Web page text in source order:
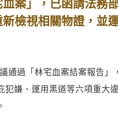
案」，已函請法務
檢視相關物證，並
通過「林宅血案結案報告
犯嫌、運用黑道等六項重大